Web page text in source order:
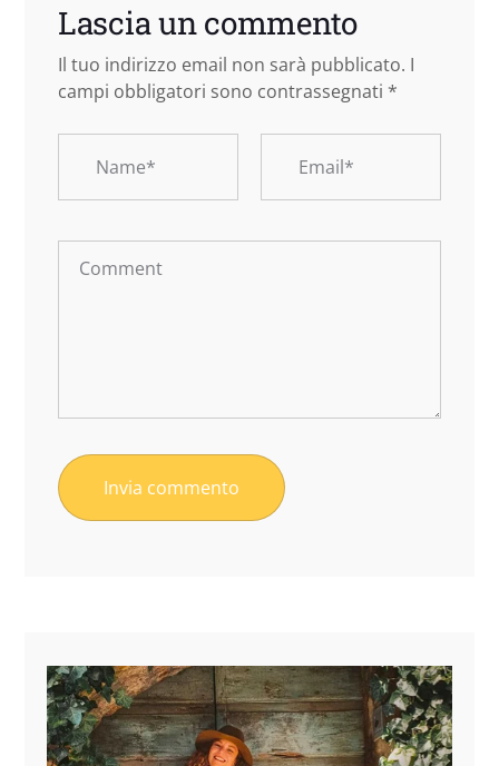
Lascia un commento
Il tuo indirizzo email non sarà pubblicato. I
campi obbligatori sono contrassegnati *